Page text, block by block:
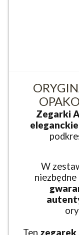
Zegarki
W
Ten zegarek